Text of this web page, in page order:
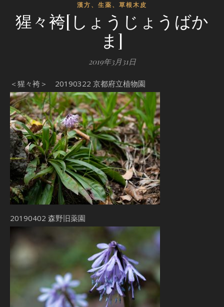
漢方、生薬、草根木皮
猩々袴[しょうじょうばか
ま]
2019年3月31日
＜猩々袴＞ 20190322 京都府立植物園
20190402 森野旧薬園